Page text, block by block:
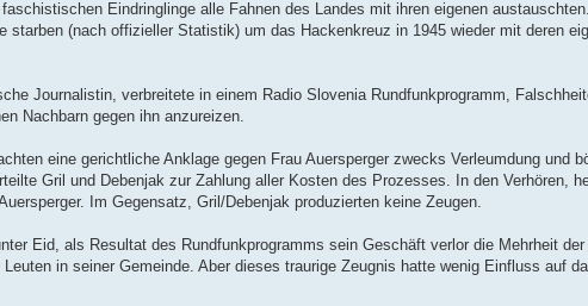
Eindringlinge alle Fahnen des Landes mit ihren eigenen
starben (nach offizieller Statistik) um das Hackenkreuz in 1945 wieder mit deren
Journalistin, verbreitete in einem Radio Slovenia Rundfunkprogramm,
Nachbarn gegen ihn anzureizen.
eine gerichtliche Anklage gegen Frau Auersperger zwecks Verleumdung und
Gril und Debenjak zur Zahlung aller Kosten des Prozesses. In den Verhören,
Im Gegensatz, Gril/Debenjak produzierten keine Zeugen.
Eid, als Resultat des Rundfunkprogramms sein Geschäft verlor die Mehrheit
in seiner Gemeinde. Aber dieses traurige Zeugnis hatte wenig Einfluss auf